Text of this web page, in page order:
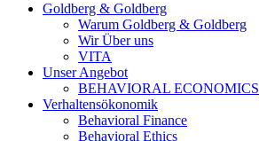
Goldberg & Goldberg
Warum Goldberg & Goldberg
Wir Über uns
VITA
Unser Angebot
BEHAVIORAL ECONOMICS
Verhaltensökonomik
Behavioral Finance
Behavioral Ethics